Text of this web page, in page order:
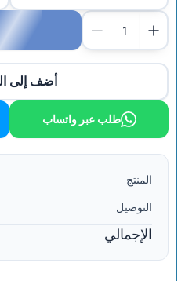
أضف إلى
طلب عبر واتساب
المنتج
التوصيل
الإجمالي